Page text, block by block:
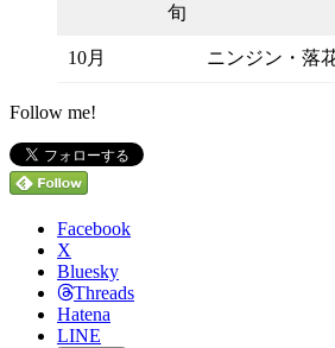
旬
10月 ニンジン・落
Follow me!
Facebook
X
Bluesky
Threads
Hatena
LINE